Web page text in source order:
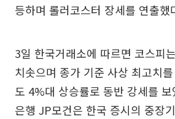
등하며 롤러코스터 장세를 연출했
3일 한국거래소에 따르면 코스피
치솟으며 종가 기준 사상 최고치
도 4%대 상승률로 동반 강세를
은행 JP모건은 한국 증시의 중장